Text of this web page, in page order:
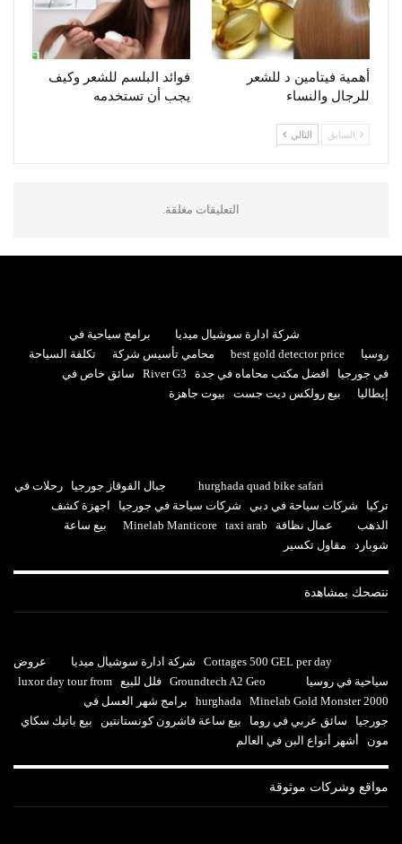
أهمية فيتامين د للشعر
للرجال والنساء
فوائد البلسم للشعر وكيف
يجب أن تستخدمه
السابق التالي
التعليقات مغلقة.
شركة ادارة سوشيال ميديا
برامج سياحية في
روسيا
best gold detector price محامي تأسيس شركة
تكلفة السياحة
في جورجيا
افضل مكتب محاماه في جدة River G3
سائق خاص في
إيطاليا
بيع رولكس ديت جست بيوت جاهزة
hurghada quad bike safari جبال القوقاز جورجيا
رحلات في
تركيا
شركات سياحة في دبي شركات سياحة في جورجيا
اجهزة كشف
الذهب
عمال نظافة Minelab Manticore taxi arab
بيع ساعة
شوبارد
مقاول تكسير
ننصحك بمشاهدة
Cottages 500 GEL per day شركة ادارة سوشيال ميديا
عروض
سياحية في روسيا
Groundtech A2 Geo فلل للبيع
luxor day tour from
hurghada
Minelab Gold Monster 2000
برامج شهر العسل في
جورجيا
سائق عربي في روما بيع ساعة فاشرون كونستانتين
بيع باتيك سكاي
مون
أشهر أنواع البن في العالم
مواقع وشركات موثوقة